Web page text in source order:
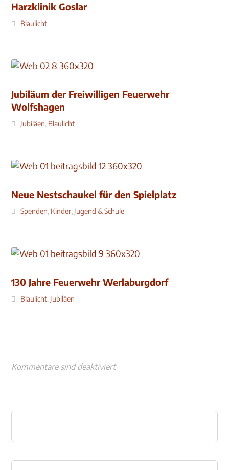
Harzklinik Goslar
Blaulicht
Jubiläum der Freiwilligen Feuerwehr
Wolfshagen
Jubiläen, Blaulicht
Neue Nestschaukel für den Spielplatz
Spenden, Kinder, Jugend & Schule
130 Jahre Feuerwehr Werlaburgdorf
Blaulicht, Jubiläen
Kommentare sind deaktiviert